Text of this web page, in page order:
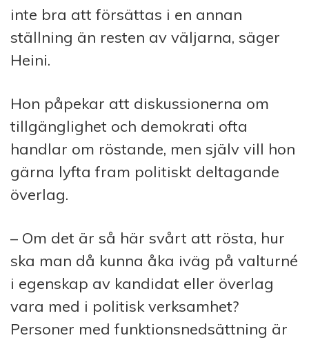
inte bra att försättas i en annan
ställning än resten av väljarna, säger
Heini.
Hon påpekar att diskussionerna om
tillgänglighet och demokrati ofta
handlar om röstande, men själv vill hon
gärna lyfta fram politiskt deltagande
överlag.
– Om det är så här svårt att rösta, hur
ska man då kunna åka iväg på valturné
i egenskap av kandidat eller överlag
vara med i politisk verksamhet?
Personer med funktionsnedsättning är